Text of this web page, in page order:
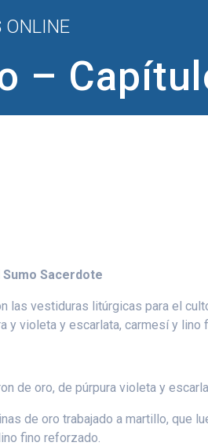
ONLINE
–
Sacerdote
las vestiduras litúrgicas para el
y violeta y escarlata, carmesí y lino
de oro, de púrpura violeta y
de oro trabajado a martillo, que
fino reforzado.